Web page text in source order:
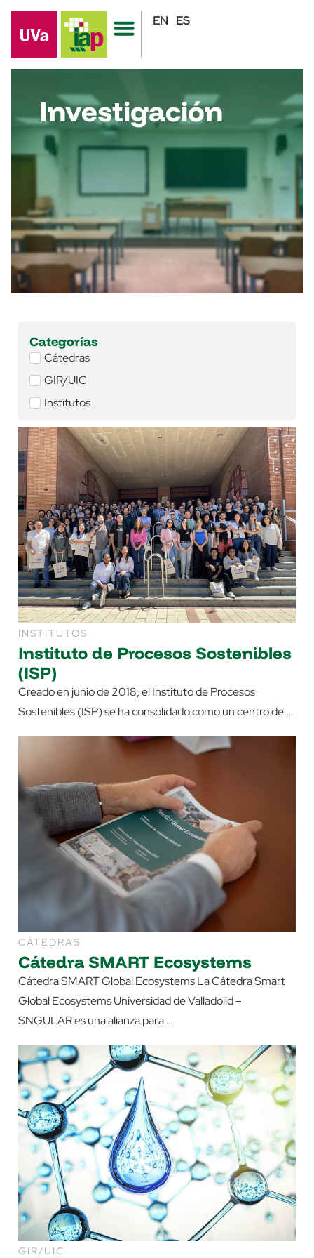
EN ES
Investigación
Categorías
Cátedras
GIR/UIC
Institutos
INSTITUTOS
Instituto de Procesos Sostenibles
(ISP)
Creado en junio de 2018, el Instituto de Procesos
Sostenibles (ISP) se ha consolidado como un centro de …
CÁTEDRAS
Cátedra SMART Ecosystems
Cátedra SMART Global Ecosystems La Cátedra Smart
Global Ecosystems Universidad de Valladolid –
SNGULAR es una alianza para …
GIR/UIC